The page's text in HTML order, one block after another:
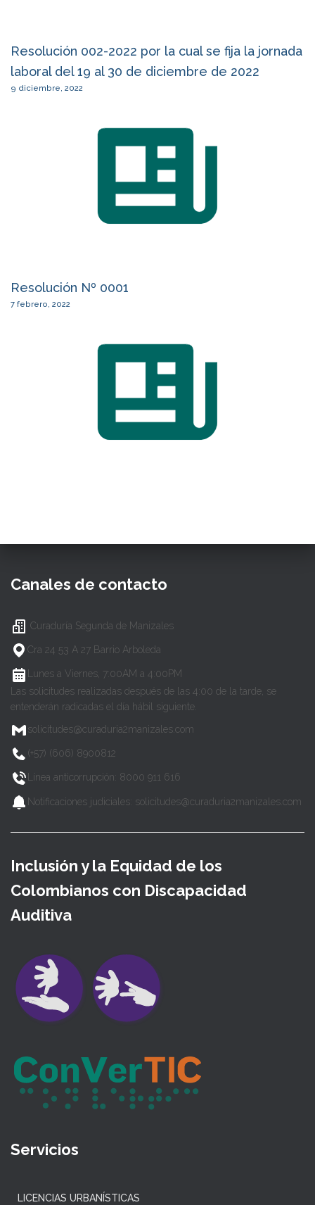
Resolución 002-2022 por la cual se fija la jornada
laboral del 19 al 30 de diciembre de 2022
9 diciembre, 2022
Resolución Nº 0001
7 febrero, 2022
Canales de contacto
Curaduría Segunda de Manizales
Cra 24 53 A 27 Barrio Arboleda
Lunes a Viernes, 7:00AM a 4:00PM
Las solicitudes realizadas después de las 4:00 de la tarde, se
entenderán radicadas el día hábil siguiente.
solicitudes@curaduria2manizales.com
(+57) (606) 8900812
Línea anticorrupción: 8000 911 616
Notificaciones judiciales: solicitudes@curaduria2manizales.com
Inclusión y la Equidad de los
Colombianos con Discapacidad
Auditiva
Servicios
LICENCIAS URBANÍSTICAS